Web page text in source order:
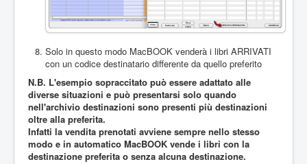
Solo in questo modo MacBOOK venderà i libri ARRIVATI
con un codice destinatario differente da quello preferito
N.B. L'esempio sopraccitato può essere adattato alle
diverse situazioni e può presentarsi solo quando
nell'archivio destinazioni sono presenti più destinazioni
oltre alla preferita.
Infatti la vendita prenotati avviene sempre nello stesso
modo e in automatico MacBOOK vende i libri con la
destinazione preferita o senza alcuna destinazione.